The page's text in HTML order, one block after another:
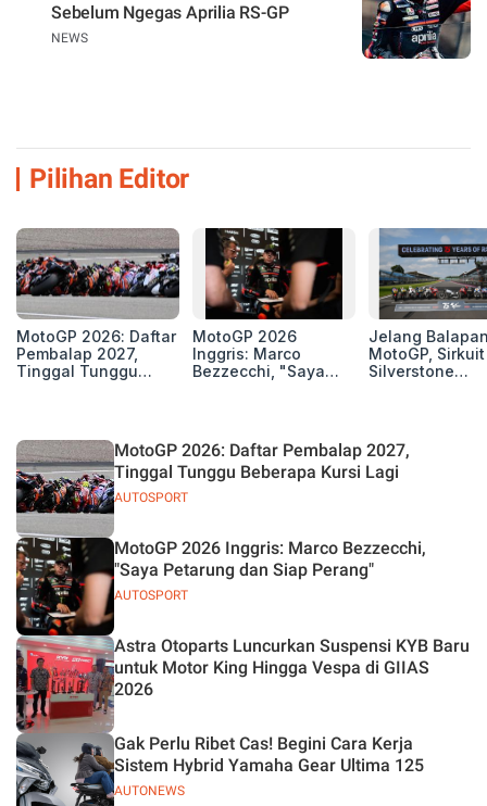
Sebelum Ngegas Aprilia RS-GP
NEWS
Pilihan Editor
MotoGP 2026: Daftar
Pembalap 2027,
Tinggal Tunggu
MotoGP 2026
Inggris: Marco
Bezzecchi, "Saya
Jelang
MotoGP, Sirkuit
Silverstone
AUTOSPORT
MotoGP 2026: Daftar Pembalap 2027,
Tinggal Tunggu Beberapa Kursi Lagi
AUTOSPORT
MotoGP 2026 Inggris: Marco Bezzecchi,
"Saya Petarung dan Siap Perang"
Astra Otoparts Luncurkan Suspensi KYB Baru
untuk Motor King Hingga Vespa di GIIAS
2026
AUTONEWS
Gak Perlu Ribet Cas! Begini Cara Kerja
Sistem Hybrid Yamaha Gear Ultima 125